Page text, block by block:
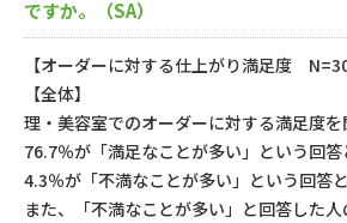
ですか。（SA）
【オーダーに対する仕上がり満足度
【全体】
理・美容室でのオーダーに対する満足度
76.7％が「満足なことが多い」という回答
4.3％が「不満なことが多い」という回答と
また、「不満なことが多い」と回答した人